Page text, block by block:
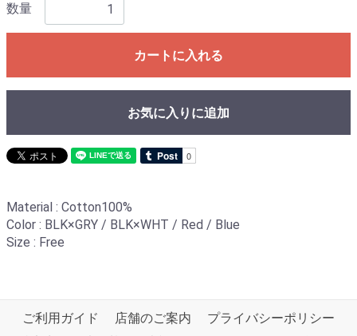
数量
カートに入れる
お気に入りに追加
Material : Cotton100%
Color : BLK×GRY / BLK×WHT / Red / Blue
Size : Free
ご利用ガイド 店舗のご案内
プライバシーポリシー